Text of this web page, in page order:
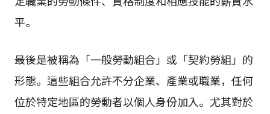
平。
最後是被稱為「一般勞動組合」或「契約勞組」的
形態。這些組合允許不分企業、產業或職業，任何
位於特定地區的勞動者以個人身份加入。尤其對於